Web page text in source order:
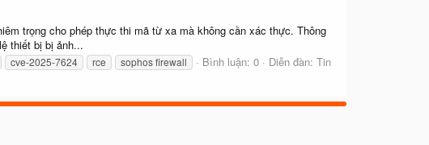
trọng cho phép thực thi mã từ xa mà không cần xác thực. Thông
thiết bị bị ảnh...
cve-2025-7624 rce sophos firewall Bình luận: 0 Diễn đàn: Tin